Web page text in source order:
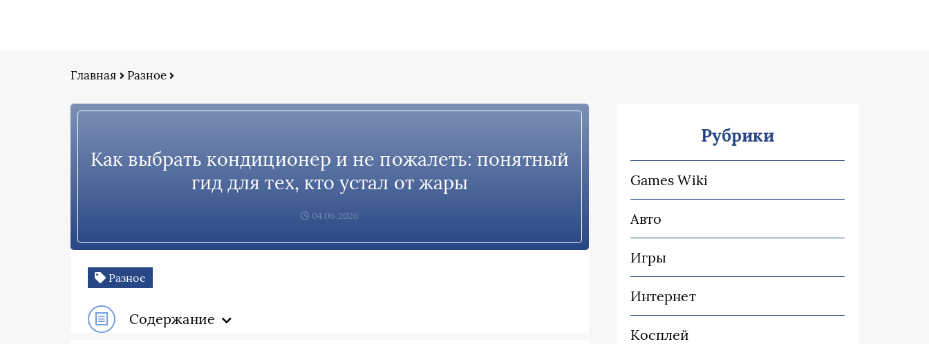
Главная Разное
Как выбрать кондиционер и не пожалеть: понятный
гид для тех, кто устал от жары
04.06.2026
Разное
Содержание
Рубрики
Games Wiki
Авто
Игры
Интернет
Косплей